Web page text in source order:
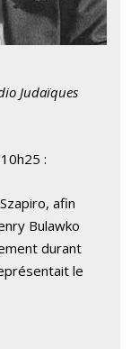
Judaïques
:
afin
Bulawko
durant
le